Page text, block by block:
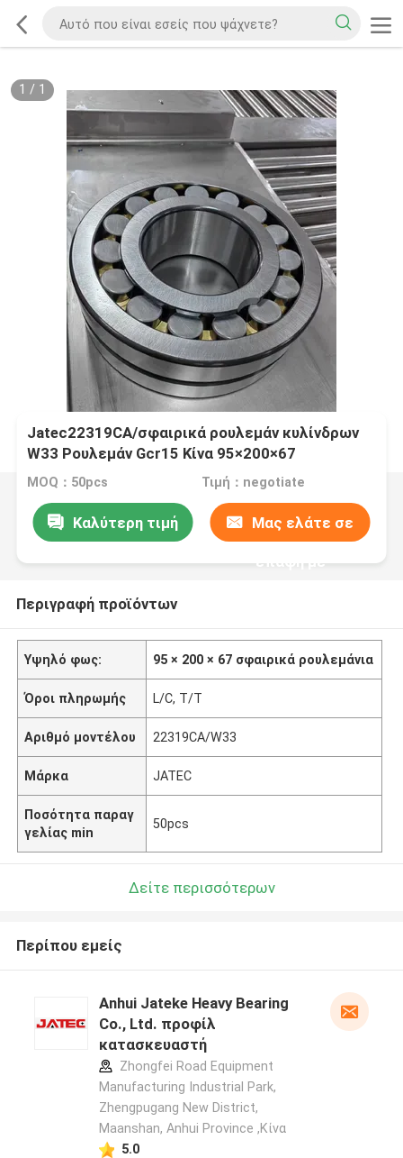
1 / 1
Jatec22319CA/σφαιρικά ρουλεμάν κυλίνδρων
W33 Ρουλεμάν Gcr15 Κίνα 95×200×67
ανεμιστήρων
MOQ：50pcs Τιμή：negotiate
Καλύτερη τιμή Μας ελάτε σε
επαφή με
Περιγραφή προϊόντων
Υψηλό φως: 95 × 200 × 67 σφαιρικά ρουλεμάνια
Όροι πληρωμής L/C, T/T
Αριθμό μοντέλου 22319CA/W33
Μάρκα JATEC
Ποσότητα παραγ
γελίας min
50pcs
Δείτε περισσότερων
Περίπου εμείς
Anhui Jateke Heavy Bearing
Co., Ltd. προφίλ
κατασκευαστή
Zhongfei Road Equipment
Manufacturing Industrial Park,
Zhengpugang New District,
Maanshan, Anhui Province ,Κίνα
5.0